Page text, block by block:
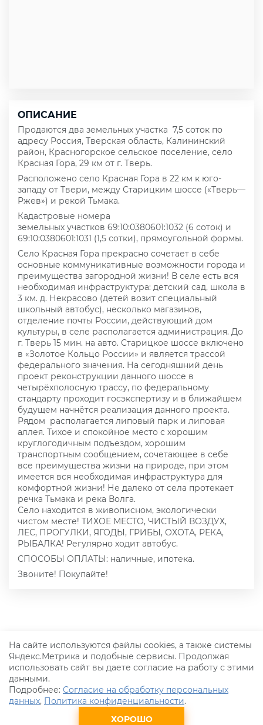
ОПИСАНИЕ
Продаются два земельных участка 7,5 соток по
адресу Россия, Тверская область, Калининский
район, Красногорское сельское поселение, село
Красная Гора, 29 км от г. Тверь.
Расположено село Красная Гора в 22 км к юго-
западу от Твери, между Старицким шоссе («Тверь—
Ржев») и рекой Тьмака.
Кадастровые номера
земельных участков 69:10:0380601:1032 (6 соток) и
69:10:0380601:1031 (1,5 сотки), прямоугольной формы.
Село Красная Гора прекрасно сочетает в себе
основные коммуникативные возможности города и
преимущества загородной жизни! В селе есть вся
необходимая инфраструктура: детский сад, школа в
3 км. д. Некрасово (детей возит специальный
школьный автобус), несколько магазинов,
отделение почты России, действующий дом
культуры, в селе располагается администрация. До
г. Тверь 15 мин. на авто. Старицкое шоссе включено
в «Золотое Кольцо России» и является трассой
федерального значения. На сегодняшний день
проект реконструкции данного шоссе в
четырёхполосную трассу, по федеральному
стандарту проходит госэкспертизу и в ближайшем
будущем начнётся реализация данного проекта.
Рядом располагается липовый парк и липовая
аллея. Тихое и спокойное место с хорошим
круглогодичным подъездом, хорошим
транспортным сообщением, сочетающее в себе
все преимущества жизни на природе, при этом
имеется вся необходимая инфраструктура для
комфортной жизни! Не далеко от села протекает
речка Тьмака и река Волга.
Село находится в живописном, экологически
чистом месте! ТИХОЕ МЕСТО, ЧИСТЫЙ ВОЗДУХ,
ЛЕС, ПРОГУЛКИ, ЯГОДЫ, ГРИБЫ, ОХОТА, РЕКА,
РЫБАЛКА! Регулярно ходит автобус.
СПОСОБЫ ОПЛАТЫ: наличные, ипотека.
Звоните! Покупайте!
© 2026 Агентство недвижимости
"Тверь 21 век"
На сайте используются файлы cookies, а также системы
Яндекс.Метрика и подобные сервисы. Продолжая
использовать сайт вы даете согласие на работу с этими
данными.
Подробнее: Согласие на обработку персональных
данных, Политика конфиденциальности.
ХОРОШО